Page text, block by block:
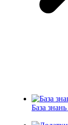
База знань